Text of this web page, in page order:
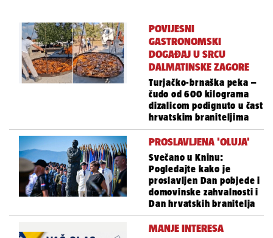
POVIJESNI
GASTRONOMSKI
DOGAĐAJ U SRCU
DALMATINSKE ZAGORE
Turjačko-brnaška peka –
čudo od 600 kilograma
dizalicom podignuto u čast
hrvatskim braniteljima
PROSLAVLJENA 'OLUJA'
Svečano u Kninu:
Pogledajte kako je
proslavljen Dan pobjede i
domovinske zahvalnosti i
Dan hrvatskih branitelja
MANJE INTERESA